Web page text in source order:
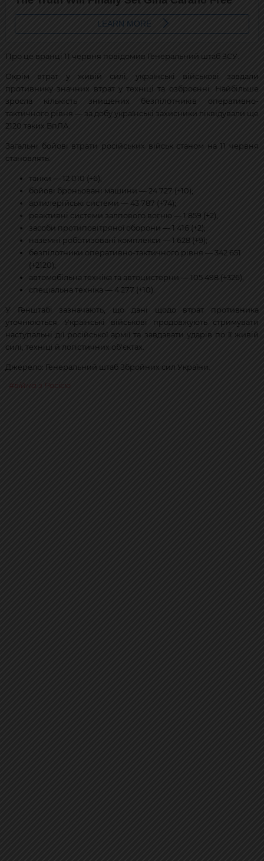
Про це вранці 11 червня повідомив Генеральний штаб ЗСУ.
Окрім втрат у живій силі, українські військові завдали
противнику значних втрат у техніці та озброєнні. Найбільше
зросла кількість знищених безпілотників оперативно-
тактичного рівня — за добу українські захисники ліквідували ще
2120 таких БпЛА.
Загальні бойові втрати російських військ станом на 11 червня
становлять:
танки — 12 010 (+6);
бойові броньовані машини — 24 727 (+10);
артилерійські системи — 43 787 (+74);
реактивні системи залпового вогню — 1 859 (+2);
засоби протиповітряної оборони — 1 416 (+2);
наземні роботизовані комплекси — 1 628 (+9);
безпілотники оперативно-тактичного рівня — 342 651
(+2120);
автомобільна техніка та автоцистерни — 105 498 (+326);
спеціальна техніка — 4 277 (+10).
У Генштабі зазначають, що дані щодо втрат противника
уточнюються. Українські військові продовжують стримувати
наступальні дії російської армії та завдавати ударів по її живій
силі, техніці й логістичних об'єктах.
Джерело: Генеральний штаб Збройних сил України.
війна з Росією